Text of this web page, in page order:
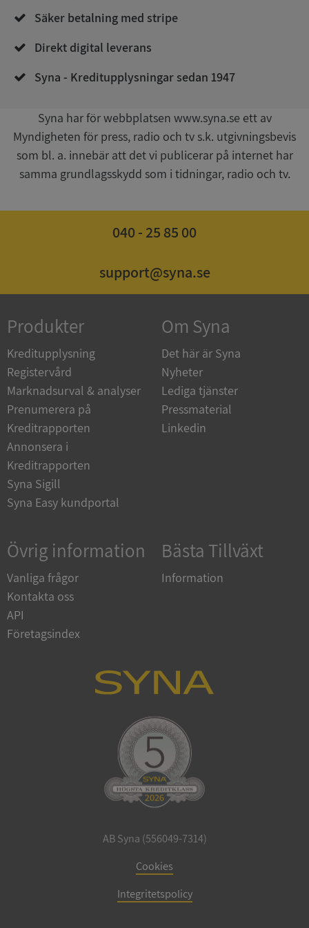
Säker betalning med stripe
Direkt digital leverans
Syna - Kreditupplysningar sedan 1947
Syna har för webbplatsen www.syna.se ett av
Myndigheten för press, radio och tv s.k. utgivningsbevis
som bl. a. innebär att det vi publicerar på internet har
samma grundlagsskydd som i tidningar, radio och tv.
040 - 25 85 00
support@syna.se
Produkter
Kreditupplysning
Registervård
Marknadsurval & analyser
Prenumerera på
Kreditrapporten
Annonsera i
Kreditrapporten
Syna Sigill
Syna Easy kundportal
Om Syna
Det här är Syna
Nyheter
Lediga tjänster
Pressmaterial
Linkedin
Övrig information
Vanliga frågor
Kontakta oss
API
Företagsindex
Bästa Tillväxt
Information
AB Syna (556049-7314)
Cookies
Integritetspolicy
VISITOR_PRIVACY_METADATA
YouTube
.youtube.com
5 månader
4 veckor
de.syna.se
ARRAffinity
Microsoft
Corporation
.syna.se
Corporation
upplysningar.syna.se
en.syna.se
Google
Privacy Policy